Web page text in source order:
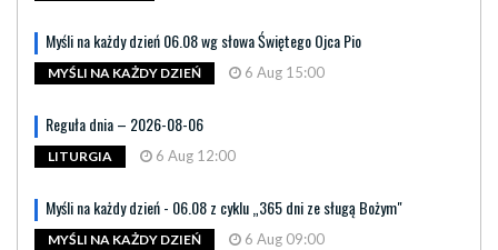
Myśli na każdy dzień 06.08 wg słowa Świętego Ojca Pio
MYŚLI NA KAŻDY DZIEŃ 6 Aug 15:00
Reguła dnia – 2026-08-06
LITURGIA 6 Aug 12:00
Myśli na każdy dzień - 06.08 z cyklu „365 dni ze sługą Bożym"
MYŚLI NA KAŻDY DZIEŃ 6 Aug 09:00